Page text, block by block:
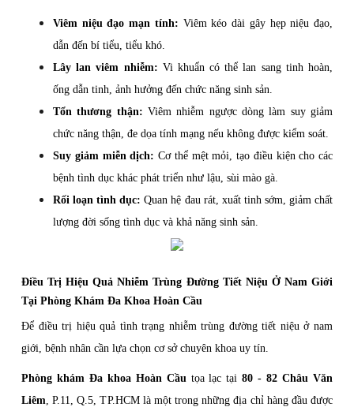
Viêm niệu đạo mạn tính: Viêm kéo dài gây hẹp niệu đạo,
dẫn đến bí tiểu, tiểu khó.
Lây lan viêm nhiễm: Vi khuẩn có thể lan sang tinh hoàn,
ống dẫn tinh, ảnh hưởng đến chức năng sinh sản.
Tổn thương thận: Viêm nhiễm ngược dòng làm suy giảm
chức năng thận, đe dọa tính mạng nếu không được kiểm soát.
Suy giảm miễn dịch: Cơ thể mệt mỏi, tạo điều kiện cho các
bệnh tình dục khác phát triển như lậu, sùi mào gà.
Rối loạn tình dục: Quan hệ đau rát, xuất tinh sớm, giảm chất
lượng đời sống tình dục và khả năng sinh sản.
Điều Trị Hiệu Quả Nhiễm Trùng Đường Tiết Niệu Ở Nam Giới
Tại Phòng Khám Đa Khoa Hoàn Cầu
Để điều trị hiệu quả tình trạng nhiễm trùng đường tiết niệu ở nam
giới, bệnh nhân cần lựa chọn cơ sở chuyên khoa uy tín.
Phòng khám Đa khoa Hoàn Cầutọa lạc tại80 - 82 Châu Văn
Liêm, P.11, Q.5, TP.HCM là một trong những địa chỉ hàng đầu được